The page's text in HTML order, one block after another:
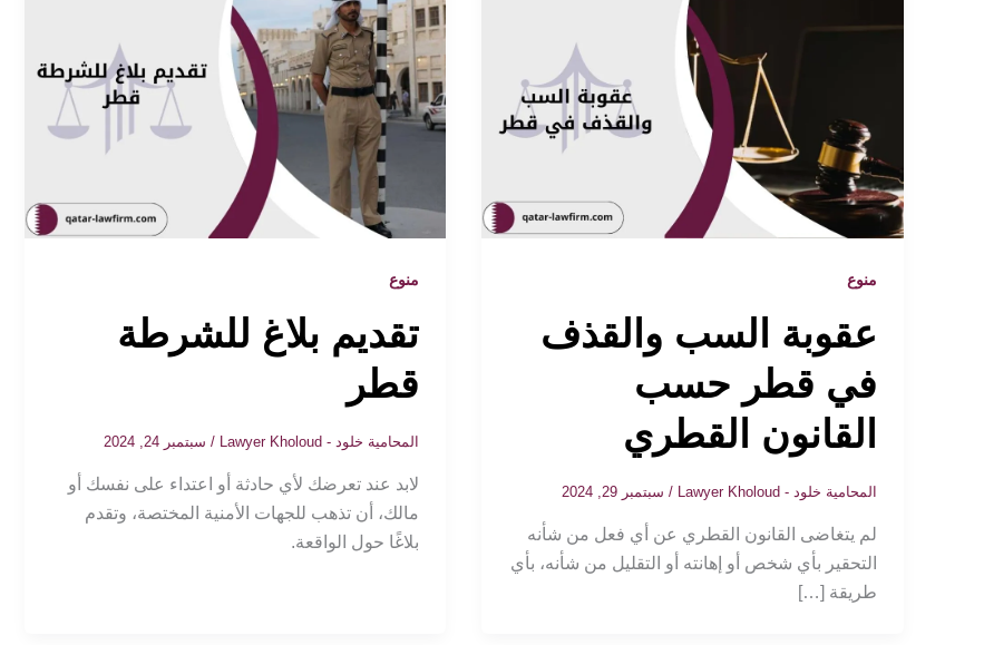
منوع
عقوبة السب والقذف
في قطر حسب
القانون القطري
المحامية خلود - Lawyer Kholoud / سبتمبر 29, 2024
لم يتغاضى القانون القطري عن أي فعل من شأنه
التحقير بأي شخص أو إهانته أو التقليل من شأنه، بأي
طريقة […]
منوع
تقديم بلاغ للشرطة
قطر
المحامية خلود - Lawyer Kholoud / سبتمبر 24, 2024
لابد عند تعرضك لأي حادثة أو اعتداء على نفسك أو
مالك، أن تذهب للجهات الأمنية المختصة، وتقدم
بلاغًا حول الواقعة.